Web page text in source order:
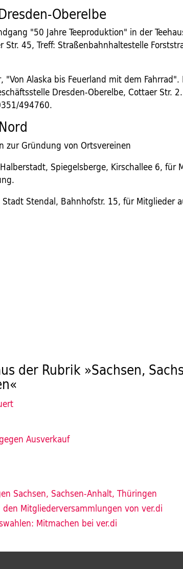
Oberelbe
"50 Jahre Teeproduktion" in der
Str. 45, Treff: Straßenbahnhaltestelle
"Von Alaska bis Feuerland mit dem Fahrrad".
Dresden-Oberelbe, Cottaer Str.
494760.
zur Gründung von Ortsvereinen
Spiegelsberge, Kirschallee 6, für
Stendal, Bahnhofstr. 15, für Mitglieder
der Rubrik »Sachsen,
Ausverkauf
Sachsen, Sachsen-Anhalt, Thüringen
Mitgliederversammlungen von ver.di
Mitmachen bei ver.di